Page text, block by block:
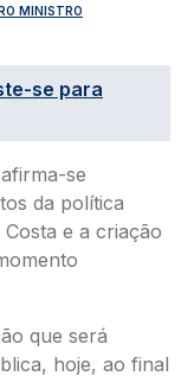
MINISTRO
se para
se
da política
e a criação
que será
hoje, ao final